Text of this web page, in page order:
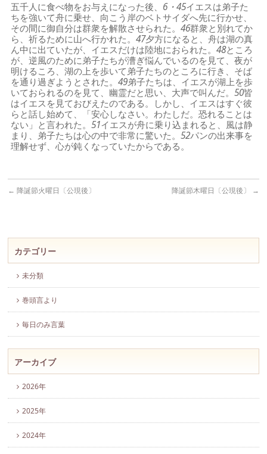
五千人に食べ物をお与えになった後、 6・45イエスは弟子た
ちを強いて舟に乗せ、向こう岸のベトサイダへ先に行かせ、
その間に御自分は群衆を解散させられた。46群衆と別れてか
ら、祈るために山へ行かれた。47夕方になると、舟は湖の真
ん中に出ていたが、イエスだけは陸地におられた。48ところ
が、逆風のために弟子たちが漕ぎ悩んでいるのを見て、夜が
明けるころ、湖の上を歩いて弟子たちのところに行き、そば
を通り過ぎようとされた。49弟子たちは、イエスが湖上を歩
いておられるのを見て、幽霊だと思い、大声で叫んだ。50皆
はイエスを見ておびえたのである。しかし、イエスはすぐ彼
らと話し始めて、「安心しなさい。わたしだ。恐れることは
ない」と言われた。51イエスが舟に乗り込まれると、風は静
まり、弟子たちは心の中で非常に驚いた。52パンの出来事を
理解せず、心が鈍くなっていたからである。
← 降誕節火曜日〔公現後〕 降誕節木曜日〔公現後〕 →
カテゴリー
未分類
巻頭言より
毎日のみ言葉
アーカイブ
2026年
2025年
2024年